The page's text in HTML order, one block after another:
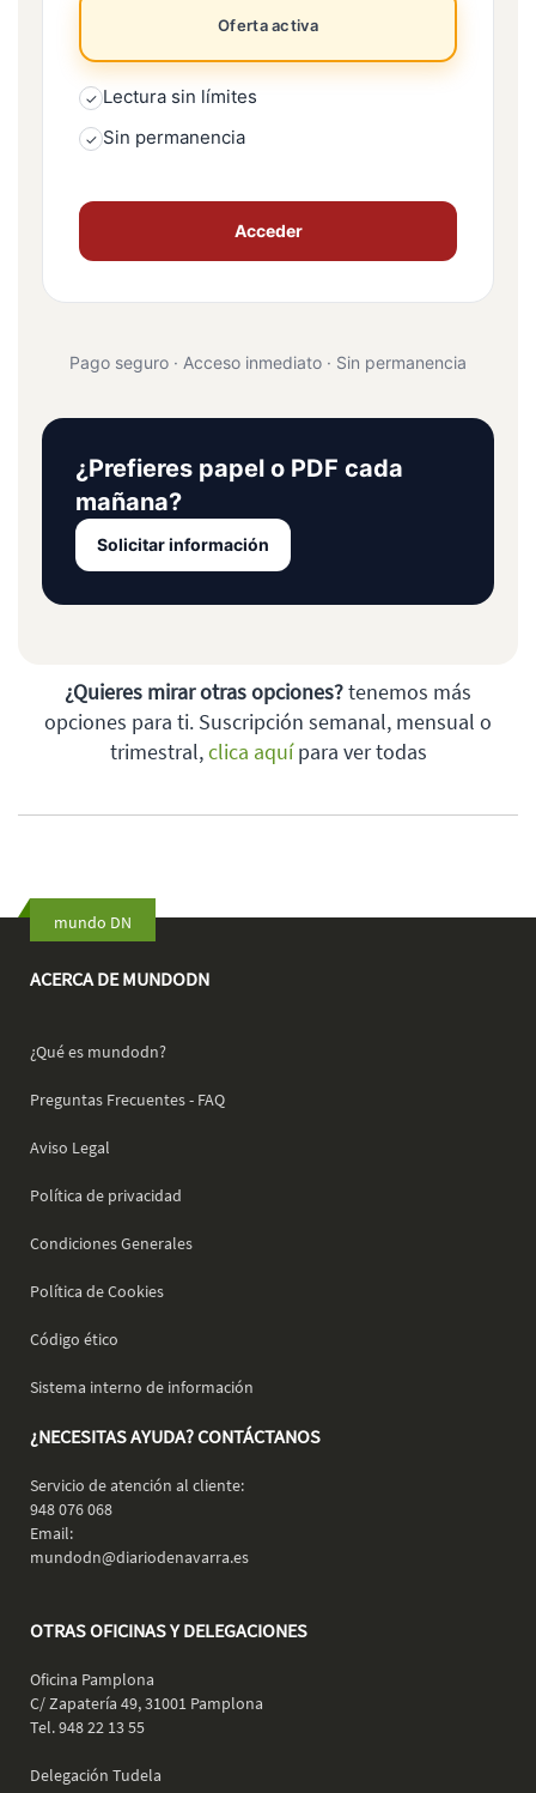
Oferta activa
✓ Lectura sin límites
✓ Sin permanencia
Acceder
Pago seguro · Acceso inmediato · Sin permanencia
¿Prefieres papel o PDF cada
mañana?
Solicitar información
¿Quieres mirar otras opciones?tenemos más
opciones para ti. Suscripción semanal, mensual o
trimestral,clica aquípara ver todas
mundo DN
ACERCA DE MUNDODN
¿Qué es mundodn?
Preguntas Frecuentes - FAQ
Aviso Legal
Política de privacidad
Condiciones Generales
Política de Cookies
Código ético
Sistema interno de información
¿NECESITAS AYUDA? CONTÁCTANOS
Servicio de atención al cliente:
948 076 068
Email:
mundodn@diariodenavarra.es
OTRAS OFICINAS Y DELEGACIONES
Oficina Pamplona
C/ Zapatería 49, 31001 Pamplona
Tel. 948 22 13 55
​ Delegación Tudela